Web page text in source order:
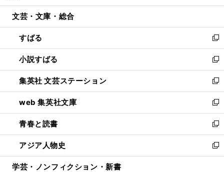
開
ウ
開
く
ン
ウ
で
開
く
ウ
ン
ド
ウ
で
開
く
文芸・文庫・総合
すばる
新
し
い
ウ
ィ
ン
ド
ウ
で
開
く
小説すばる
新
し
い
ウ
ィ
ン
ド
ウ
で
開
集英社 文芸ステーション
新
し
い
ウ
ィ
ン
ド
ウ
web 集英社文庫
新
し
い
ウ
ィ
ン
青春と読書
新
し
い
ウ
アジア人物史
新
し
学芸・ノンフィクション・新書